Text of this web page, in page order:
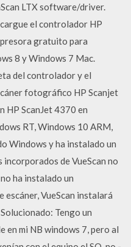
LTX software/driver.
el controlador HP
gratuito para
8 y Windows 7 Mac.
del controlador y el
fotográfico HP Scanjet
HP ScanJet 4370 en
RT, Windows 10 ARM,
Windows y ha instalado un
de VueScan no
ha instalado un
VueScan instalará
Tengo un
en mi NB windows 7, pero al